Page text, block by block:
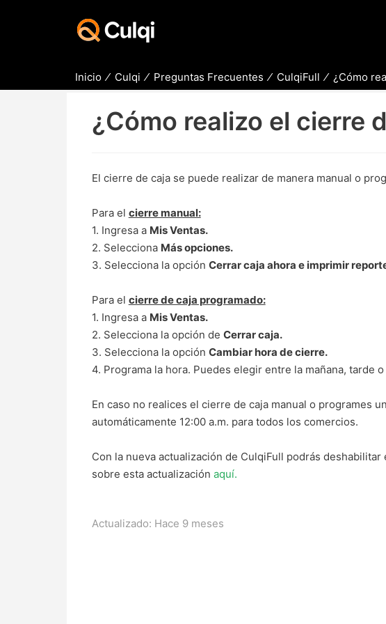
Inicio Culqi Preguntas Frecuentes CulqiFull ¿Cómo
¿Cómo realizo el cierre
El cierre de caja se puede realizar de manera manual o
Para el cierre manual:
1. Ingresa a Mis Ventas.
2. Selecciona Más opciones.
3. Selecciona la opción Cerrar caja ahora e imprimir
Para el cierre de caja programado:
1. Ingresa a Mis Ventas.
2. Selecciona la opción de Cerrar caja.
3. Selecciona la opción Cambiar hora de cierre.
4. Programa la hora. Puedes elegir entre la mañana, tarde
En caso no realices el cierre de caja manual o programes
automáticamente 12:00 a.m. para todos los comercios.
Con la nueva actualización de CulqiFull podrás
sobre esta actualización aquí.
Actualizado: Hace 9 meses